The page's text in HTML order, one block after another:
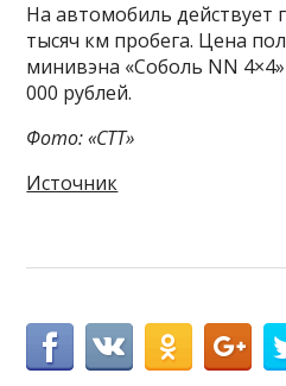
На автомобиль действует
тысяч км пробега. Цена
минивэна «Соболь NN
000 рублей.
Фото: «СТТ»
Источник